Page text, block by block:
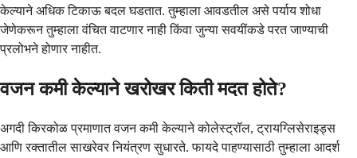
केल्याने अधिक टिकाऊ बदल घडतात. तुम्हाला आवडतील असे पर्याय शोधा
जेणेकरून तुम्हाला वंचित वाटणार नाही किंवा जुन्या सवयींकडे परत जाण्याची
प्रलोभने होणार नाहीत.
वजन कमी केल्याने खरोखर किती मदत होते?
अगदी किरकोळ प्रमाणात वजन कमी केल्याने कोलेस्ट्रॉल, ट्रायग्लिसेराइड्स
आणि रक्तातील साखरेवर नियंत्रण सुधारते. फायदे पाहण्यासाठी तुम्हाला आदर्श